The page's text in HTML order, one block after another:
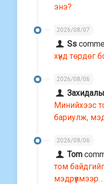
энэ?
2026/08/07
Ss
хүнд төрдөг
2026/08/06
Минийхээс
бариулж,
2026/08/06
Tom
том
мэдрүүлмээр…